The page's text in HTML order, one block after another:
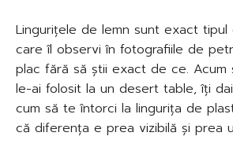
Lingurițele de lemn sunt exact
care îl observi în fotografiile de
plac fără să știi exact de ce. Acum
le-ai folosit la un desert table, îți
cum să te întorci la lingurița de
că diferența e prea vizibilă și prea